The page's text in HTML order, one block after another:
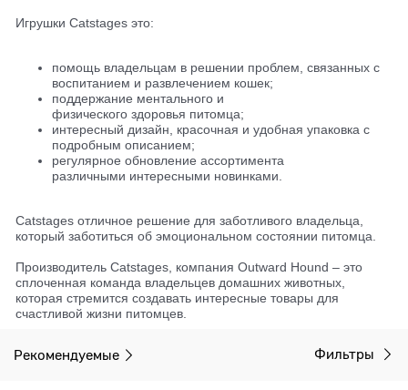
Игрушки Catstages это:
помощь владельцам в решении проблем, связанных с
воспитанием и развлечением кошек;
поддержание ментального и
физического здоровья питомца;
интересный дизайн, красочная и удобная упаковка с
подробным описанием;
регулярное обновление ассортимента
различными интересными новинками.
Catstages отличное решение для заботливого владельца,
который заботиться об эмоциональном состоянии питомца.
Производитель Catstages, компания Outward Hound – это
сплоченная команда владельцев домашних животных,
которая стремится создавать интересные товары для
счастливой жизни питомцев.
Рекомендуемые Фильтры